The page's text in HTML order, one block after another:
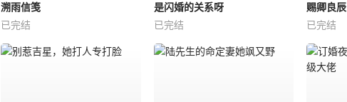
溯雨信笺
已完结
是闪婚的关系呀
已完结
赐卿良辰
已完结